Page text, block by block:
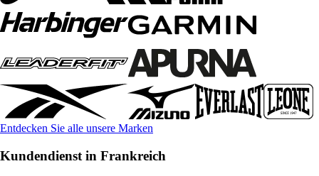
Entdecken Sie alle unsere Marken
Kundendienst in Frankreich